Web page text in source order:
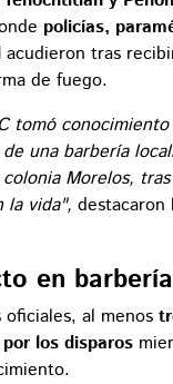
policías,
acudieron tras
de fuego.
tomó
una barbería
Morelos,
la vida", destacaron
en
al menos
los disparos